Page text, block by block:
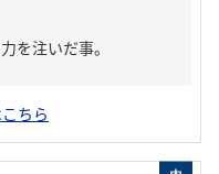
を注いだ事。
ちら